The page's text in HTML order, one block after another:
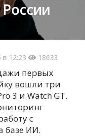
России
в 12:23 18633
первых
вошли три
3 и Watch GT.
с
базе ИИ.